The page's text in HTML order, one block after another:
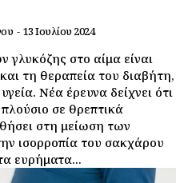
- 13 Ιουλίου 2024
γλυκόζης στο αίμα είναι
τη θεραπεία του διαβήτη,
Νέα έρευνα δείχνει ότι
σε θρεπτικά
στη μείωση των
ισορροπία του σακχάρου
ευρήματα...